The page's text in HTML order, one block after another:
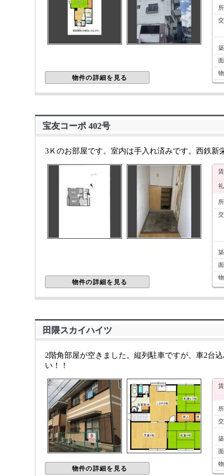
物件の詳細を見る
宝友コーポ 402号
3Ｋのお部屋です。室内は手入れ済みです。西鉄新
物件の詳細を見る
田隈スカイハイツ
2階角部屋が空きました。縦列駐車ですが、車2台
い！！
物件の詳細を見る